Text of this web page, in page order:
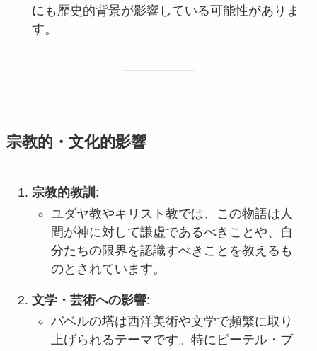
にも歴史的背景が影響している可能性がありま
す。
宗教的・文化的影響
宗教的教訓 :
ユダヤ教やキリスト教では、この物語は人
間が神に対して謙虚であるべきことや、自
分たちの限界を認識すべきことを教えるも
のとされています。
文学・芸術への影響:
バベルの塔は西洋美術や文学で頻繁に取り
上げられるテーマです。特にピーテル・ブ